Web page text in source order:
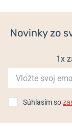
19,80
Novinky zo
1x
Súhlasím so